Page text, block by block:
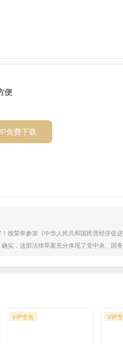
便
免费下载
很荣幸参加《中华人民共和国民营经济促
实，这部法律草案充分体现了党中央、国
VIP专免 VIP